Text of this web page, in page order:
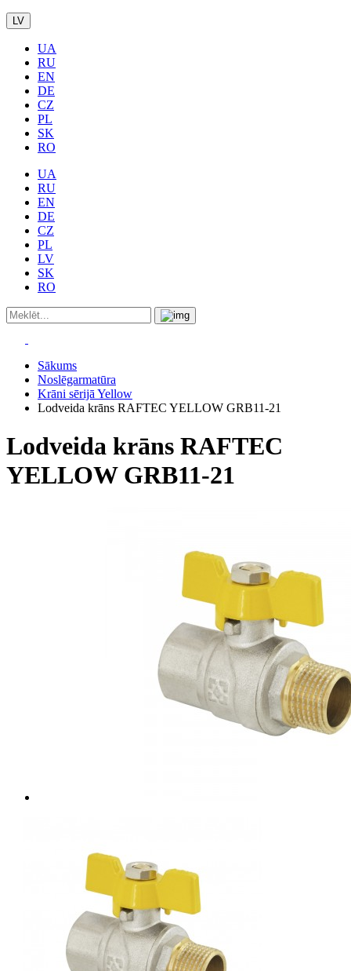
LV
UA
RU
EN
DE
CZ
PL
SK
RO
UA
RU
EN
DE
CZ
PL
LV
SK
RO
Sākums
Noslēgarmatūra
Krāni sērijā Yellow
Lodveida krāns RAFTEC YELLOW GRB11-21
Lodveida krāns RAFTEC
YELLOW GRB11-21